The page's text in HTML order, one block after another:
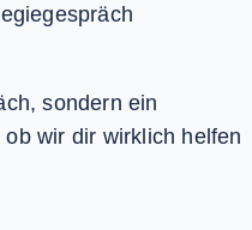
sondern ein
wir dir wirklich helfen